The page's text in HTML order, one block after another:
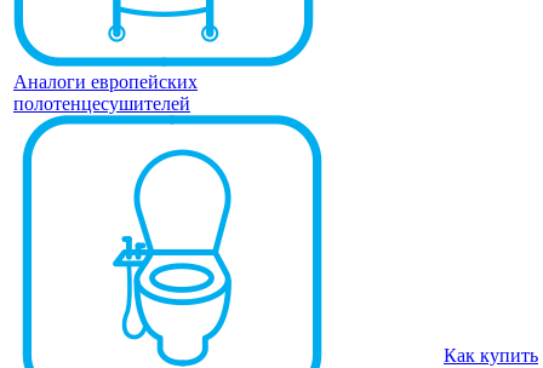
Аналоги европейских
полотенцесушителей
Как купить